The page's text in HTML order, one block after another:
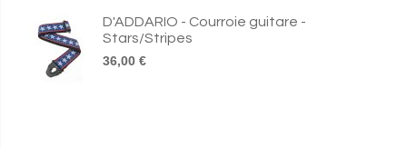
D'ADDARIO - Courroie guitare -
Stars/Stripes
36,00 €